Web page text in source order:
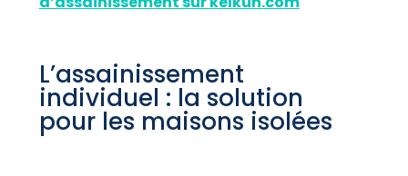
L’assainissement
individuel : la solution
pour les maisons isolées